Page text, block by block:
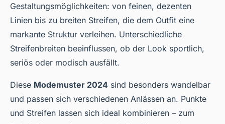
Gestaltungsmöglichkeiten: von feinen, dezenten
Linien bis zu breiten Streifen, die dem Outfit eine
markante Struktur verleihen. Unterschiedliche
Streifenbreiten beeinflussen, ob der Look sportlich,
seriös oder modisch ausfällt.
Diese Modemuster 2024 sind besonders wandelbar
und passen sich verschiedenen Anlässen an. Punkte
und Streifen lassen sich ideal kombinieren – zum